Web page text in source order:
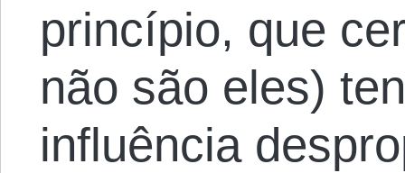
princípio, que
não são eles)
influência